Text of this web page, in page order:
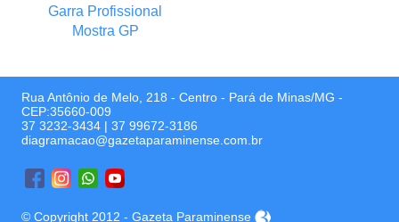
Garra Profissional
Mostra GP
Rua Antônio de Melo, 218 - Centro - Pará de Minas/MG -
CEP:35660-009
37 3232-3434 | 37 99672-3186
diagramacao@gazetaparaminense.com.br
© Copyright 2012 - Gazeta Paraminense